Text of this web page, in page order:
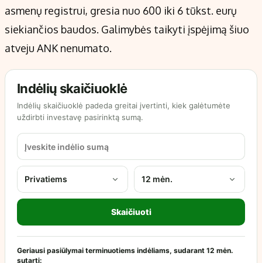
asmenų registrui, gresia nuo 600 iki 6 tūkst. eurų
siekiančios baudos. Galimybės taikyti įspėjimą šiuo
atveju ANK nenumato.